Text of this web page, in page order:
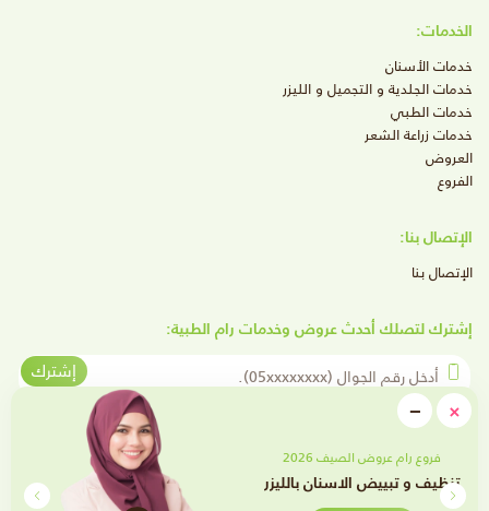
×
close−
Minimize
فروع رام عروض الصيف 2026
تقويم الأسنان
الخدمات:
خدمات الأسنان
خدمات الجلدية و التجميل و الليزر
خدمات الطبي
خدمات زراعة الشعر
العروض
الفروع
الإتصال بنا:
الإتصال بنا
إشترك لتصلك أحدث عروض وخدمات رام الطبية:
أدخل رقم الجوال
إشترك